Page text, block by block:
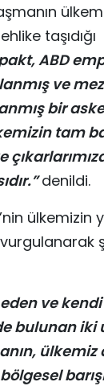
taşıdığı
ABD
ve
bir
tam
denildi.
ülkemizin
ve
bulunan iki
ülkemiz